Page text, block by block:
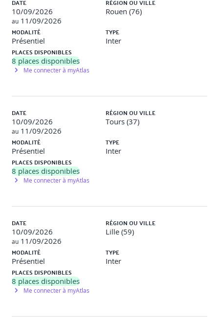
valeurs, confiance en soi…
Analyser ses réactions au stress
Physiologiques, émotionnelles, comportementales
Les impacts sur soi, l’autre, la situation
Atelier : analyse de situations vécues
Réguler et utiliser ses émotions pour mieux gérer son
stress
L’identification des émotions perçues dans la
situation
Les techniques de régulation émotionnelle
Construire des stratégies de limitation du stress
Les antidotes à ses déclencheurs internes
Les « routines » de limitation du stress
L’Intelligence Emotionnelle en toutes circonstances
Reconnaître et accueillir l’émotion de l’autre
La synchronisation émotionnelle
L’écoute sympathique
Interagir avec l’Intelligence Emotionnelle
Le dégonflage émotionnel
L’assertivité
chargée
DATE
10/09/2026
au 11/09/2026
RÉGION OU VILLE
Rouen (76)
MODALITÉ
Présentiel
TYPE
Inter
PLACES DISPONIBLES
8 places disponibles
Me connecter à myAtlas
DATE
10/09/2026
au 11/09/2026
RÉGION OU VILLE
Tours (37)
MODALITÉ
Présentiel
TYPE
Inter
PLACES DISPONIBLES
8 places disponibles
Me connecter à myAtlas
DATE
10/09/2026
au 11/09/2026
RÉGION OU VILLE
Lille (59)
MODALITÉ
Présentiel
TYPE
Inter
PLACES DISPONIBLES
8 places disponibles
Me connecter à myAtlas